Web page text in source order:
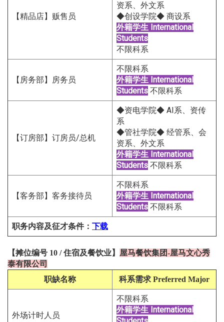
【精品店】贩售员
资系、外文系
◆创设学院◆ 商设系
外籍学生 International
Students
不限科系
【房务部】房务员
不限科系
外籍学生 International
Students 不限科系
【订房部】订房员/总机
◆资电学院◆ AI系、资传
系
◆管社学院◆ 经管系、会
资系、外文系
外籍学生 International
Students 不限科系
【客务部】客务接待员
不限科系
外籍学生 International
Students 不限科系
职务内容及征才条件： 下载
【摊位编号 10 /住宿及餐饮业】 屋马餐饮集团-屋马文心秀
泰有限公司
职缺名称
科系需求 Preferred Major
外场计时人员
不限科系
外籍学生 International